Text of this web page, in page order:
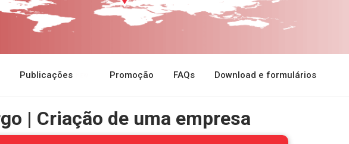
Publicações Promoção FAQs Download e formulários
| Criação de uma empresa